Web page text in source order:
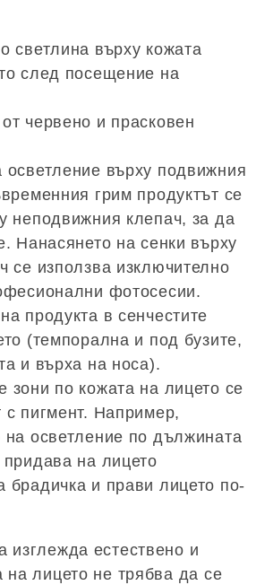
светлина върху кожата
след посещение на
червено и прасковен
осветление върху подвижния
грим продуктът се
неподвижния клепач, за да
Нанасянето на сенки върху
се използва изключително
фотосесии.
продукта в сенчестите
(темпорална и под бузите,
и върха на носа).
зони по кожата на лицето се
с пигмент. Например,
на осветление по дължината
на лицето
брадичка и прави лицето по-
изглежда естествено и
на лицето не трябва да се